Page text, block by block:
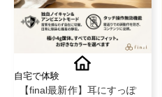
自宅で体験
【final最新作】耳にすっぽ